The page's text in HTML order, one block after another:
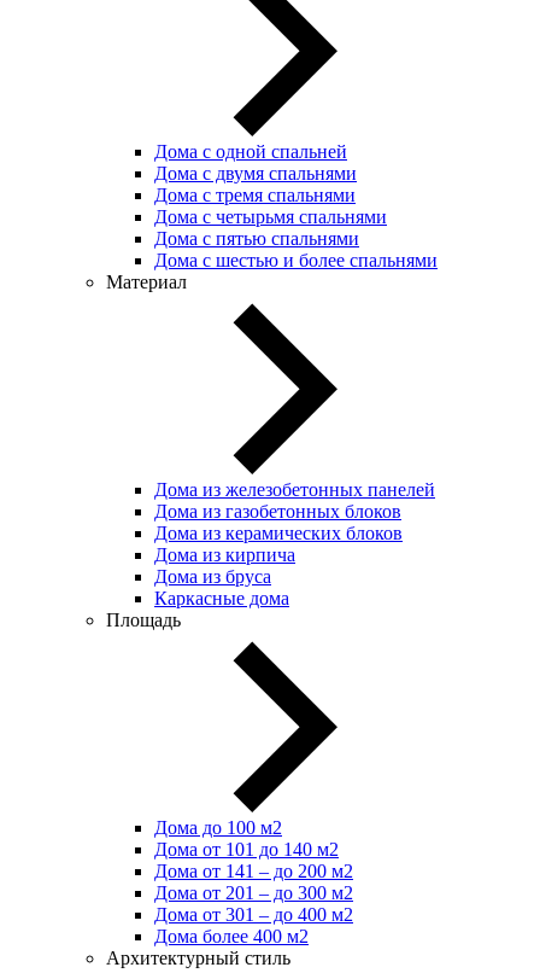
Дома с одной спальней
Дома с двумя спальнями
Дома с тремя спальнями
Дома с четырьмя спальнями
Дома с пятью спальнями
Дома с шестью и более спальнями
Материал
Дома из железобетонных панелей
Дома из газобетонных блоков
Дома из керамических блоков
Дома из кирпича
Дома из бруса
Каркасные дома
Площадь
Дома до 100 м2
Дома от 101 до 140 м2
Дома от 141 – до 200 м2
Дома от 201 – до 300 м2
Дома от 301 – до 400 м2
Дома более 400 м2
Архитектурный стиль